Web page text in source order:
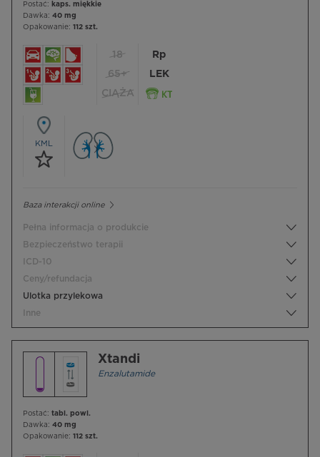
Postać: kaps. miękkie
Dawka: 40 mg
Opakowanie: 112 szt.
18
65+
CIĄŻA
Rp
LEK
KML
Baza interakcji online
Pełna informacja o produkcie
Bezpieczeństwo terapii
ICD-10
Ceny/refundacja
Ulotka przylekowa
Inne
Xtandi
Enzalutamide
Postać: tabl. powl.
Dawka: 40 mg
Opakowanie: 112 szt.